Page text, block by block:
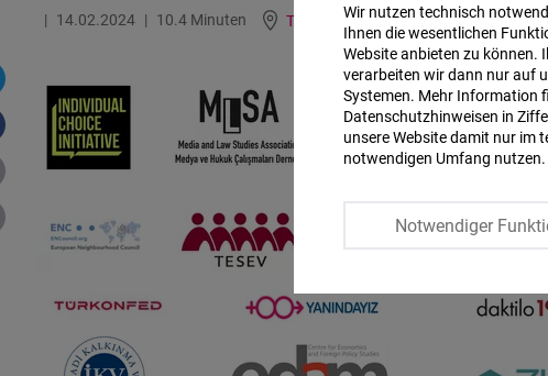
14.02.2024 10.4 Minuten Türkei Englisch Türkisch
Wir nutzen technisch
Ihnen die wesentlichen
Website anbieten zu können.
verarbeiten wir dann nur auf
Systemen. Mehr Information
Datenschutzhinweisen in
unsere Website damit nur im
notwendigen Umfang nutzen.
Notwendiger